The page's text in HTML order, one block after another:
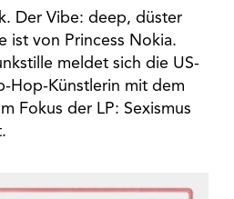
Der Vibe: deep, düster
ist von Princess Nokia.
meldet sich die US-
Hop-Künstlerin mit dem
Fokus der LP: Sexismus